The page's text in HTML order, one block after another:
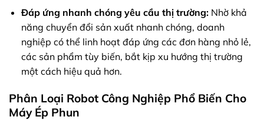
Đáp ứng nhanh chóng yêu cầu thị trường:Nhờ khả
năng chuyển đổi sản xuất nhanh chóng, doanh
nghiệp có thể linh hoạt đáp ứng các đơn hàng nhỏ lẻ,
các sản phẩm tùy biến, bắt kịp xu hướng thị trường
một cách hiệu quả hơn.
Phân Loại Robot Công Nghiệp Phổ Biến Cho
Máy Ép Phun